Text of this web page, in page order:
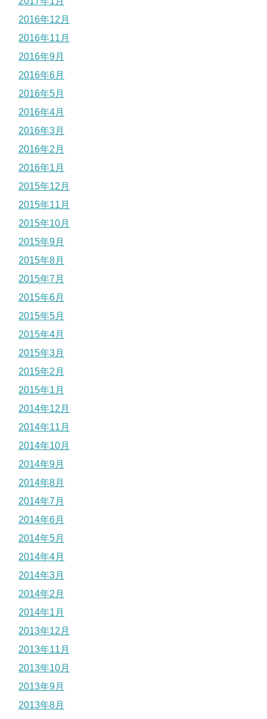
2016年12月
2016年11月
2016年9月
2016年6月
2016年5月
2016年4月
2016年3月
2016年2月
2016年1月
2015年12月
2015年11月
2015年10月
2015年9月
2015年8月
2015年7月
2015年6月
2015年5月
2015年4月
2015年3月
2015年2月
2015年1月
2014年12月
2014年11月
2014年10月
2014年9月
2014年8月
2014年7月
2014年6月
2014年5月
2014年4月
2014年3月
2014年2月
2014年1月
2013年12月
2013年11月
2013年10月
2013年9月
2013年8月